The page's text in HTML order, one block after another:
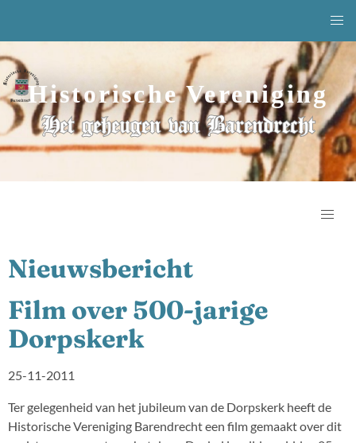
Historische Vereniging
Het geheugen van Barendrecht
Nieuwsbericht
Film over 500-jarige
Dorpskerk
25-11-2011
Ter gelegenheid van het jubileum van de Dorpskerk heeft de
Historische Vereniging Barendrecht een film gemaakt over dit